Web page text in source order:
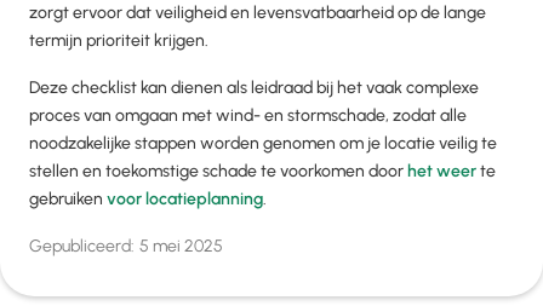
zorgt ervoor dat veiligheid en levensvatbaarheid op de lange
termijn prioriteit krijgen.
Deze checklist kan dienen als leidraad bij het vaak complexe
proces van omgaan met wind- en stormschade, zodat alle
noodzakelijke stappen worden genomen om je locatie veilig te
stellen en toekomstige schade te voorkomen door het weerte
gebruiken voor locatieplanning.
Gepubliceerd: 5 mei 2025